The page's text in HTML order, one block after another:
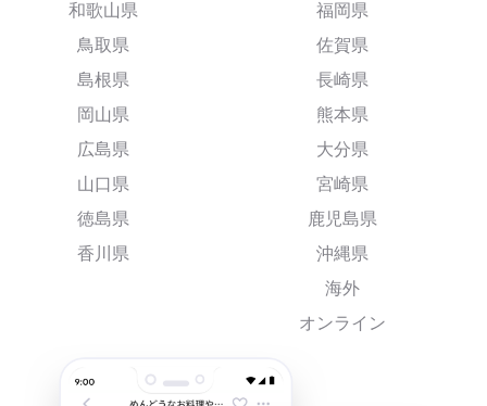
和歌山県
鳥取県
島根県
岡山県
広島県
山口県
徳島県
香川県
福岡県
佐賀県
長崎県
熊本県
大分県
宮崎県
鹿児島県
沖縄県
海外
オンライン